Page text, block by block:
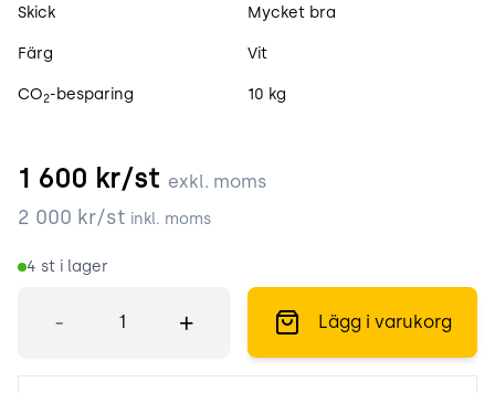
Skick Mycket bra
Färg Vit
CO2-besparing 10 kg
1 600 kr/st exkl. moms
2 000 kr/st inkl. moms
4 st i lager
- + Lägg i varukorg